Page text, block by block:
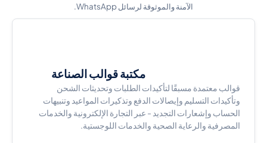
الآمنة والموثوقة لرسائل WhatsApp.
مكتبة قوالب الصناعة
قوالب معتمدة مسبقًا لتأكيدات الطلبات وتحديثات الشحن
وتأكيدات التسليم وإيصالات الدفع وتذكيرات المواعيد وتنبيهات
الحساب وإشعارات التجديد - عبر التجارة الإلكترونية والخدمات
المصرفية والرعاية الصحية والخدمات اللوجستية.